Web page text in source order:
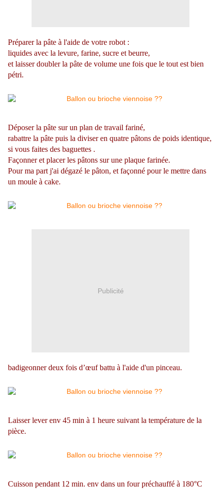
Préparer la pâte à l'aide de votre robot :
liquides avec la levure, farine, sucre et beurre,
et laisser doubler la pâte de volume une fois que le tout est bien
pétri.
Déposer la pâte sur un plan de travail fariné,
rabattre la pâte puis la diviser en quatre pâtons de poids identique,
si vous faites des baguettes .
Façonner et placer les pâtons sur une plaque farinée.
Pour ma part j'ai dégazé le pâton, et façonné pour le mettre dans
un moule à cake.
Publicité
badigeonner deux fois d’œuf battu à l'aide d'un pinceau.
Laisser lever env 45 min à 1 heure suivant la température de la
pièce.
Cuisson pendant 12 min. env dans un four préchauffé à 180°C